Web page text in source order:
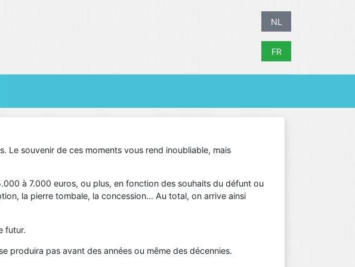
NL
FR
Le souvenir de ces moments vous rend inoubliable, mais
à 7.000 euros, ou plus, en fonction des souhaits du défunt ou
la pierre tombale, la concession... Au total, on arrive ainsi
futur.
produira pas avant des années ou même des décennies.